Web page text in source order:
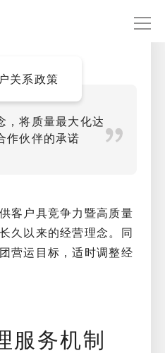
经营
关系政策
，将质量最大化达
作伙伴的承诺
客户具竞争力暨高质量
久以来的经营理念。同
营运目标，适时调整经
服务机制